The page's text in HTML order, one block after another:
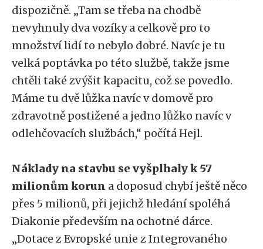
dispozičně. „Tam se třeba na chodbě
nevyhnuly dva vozíky a celkově pro to
množství lidí to nebylo dobré. Navíc je tu
velká poptávka po této službě, takže jsme
chtěli také zvýšit kapacitu, což se povedlo.
Máme tu dvě lůžka navíc v domově pro
zdravotně postižené a jedno lůžko navíc v
odlehčovacích službách,“ počítá Hejl.
Náklady na stavbu se vyšplhaly k 57
milionům korun a doposud chybí ještě něco
přes 5 milionů, při jejichž hledání spoléhá
Diakonie především na ochotné dárce.
„Dotace z Evropské unie z Integrovaného